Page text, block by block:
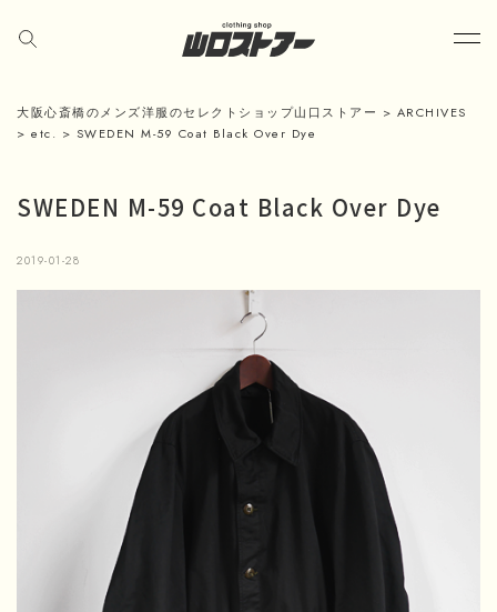
大阪心斎橋のメンズ洋服のセレクトショップ山口ストアー > ARCHIVES
> etc. > SWEDEN M-59 Coat Black Over Dye
SWEDEN M-59 Coat Black Over Dye
2019-01-28